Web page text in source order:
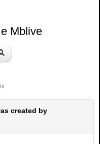
Mblive
created by